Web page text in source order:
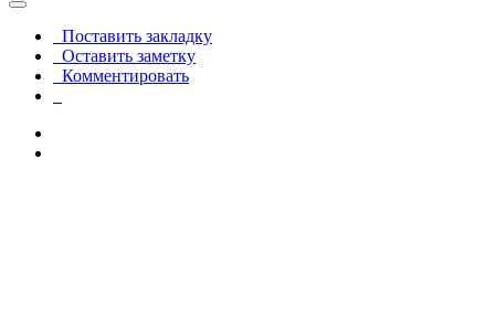
Поставить закладку
Оставить заметку
Комментировать